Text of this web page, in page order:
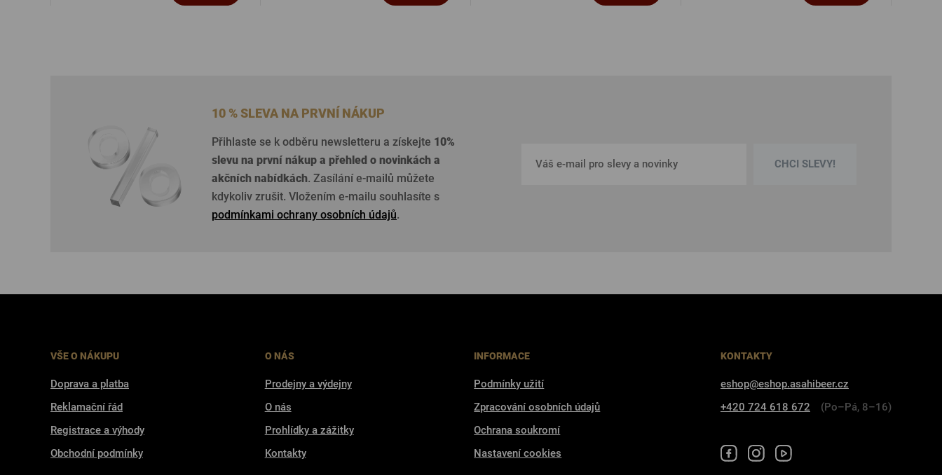
10 % SLEVA NA PRVNÍ NÁKUP
Přihlaste se k odběru newsletteru a získejte 10%
slevu na první nákup a přehled o novinkách a
akčních nabídkách. Zasílání e-mailů můžete
kdykoliv zrušit. Vložením e-mailu souhlasíte s
podmínkami ochrany osobních údajů.
CHCI SLEVY!
VŠE O NÁKUPU
Doprava a platba
Reklamační řád
Registrace a výhody
Obchodní podmínky
O NÁS
Prodejny a výdejny
O nás
Prohlídky a zážitky
Kontakty
INFORMACE
Podmínky užití
Zpracování osobních údajů
Ochrana soukromí
Nastavení cookies
KONTAKTY
eshop@eshop.asahibeer.cz
+420 724 618 672
(Po–Pá, 8–16)